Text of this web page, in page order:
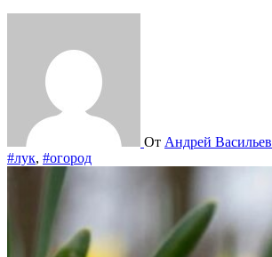
От Андрей Васильев
#лук, #огород